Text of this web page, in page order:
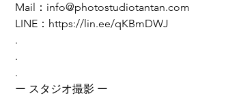
Mail：info@photostudiotantan.com
LINE：https://lin.ee/qKBmDWJ
.
.
.
ー スタジオ撮影 ー